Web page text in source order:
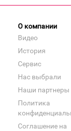
О компании
Видео
История
Сервис
Нас выбрали
Наши партнеры
Политика
Соглашение на